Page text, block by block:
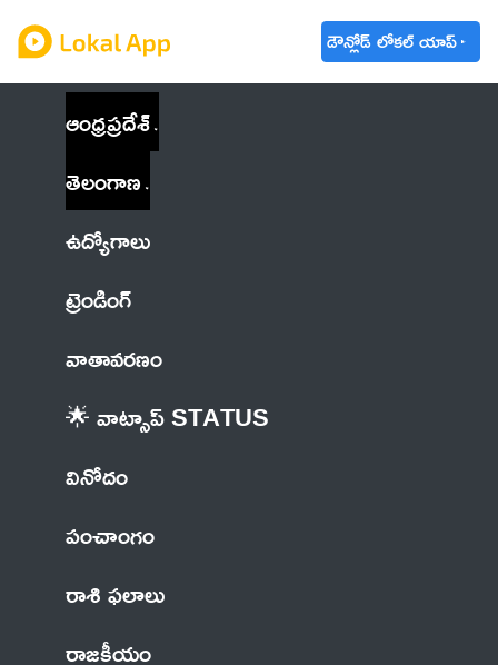
డౌన్లోడ్ లోకల్ యాప్
ఆంధ్రప్రదేశ్
తెలంగాణ
ఉద్యోగాలు
ట్రెండింగ్
వాతావరణం
🌟 వాట్సాప్ STATUS
వినోదం
పంచాంగం
రాశి ఫలాలు
రాజకీయం